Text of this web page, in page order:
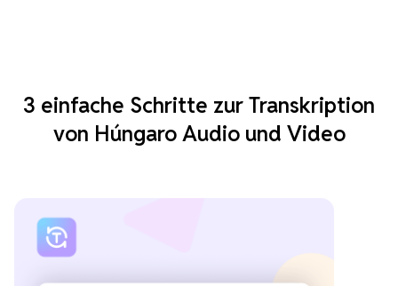
3 einfache Schritte zur Transkription
von Húngaro Audio und Video